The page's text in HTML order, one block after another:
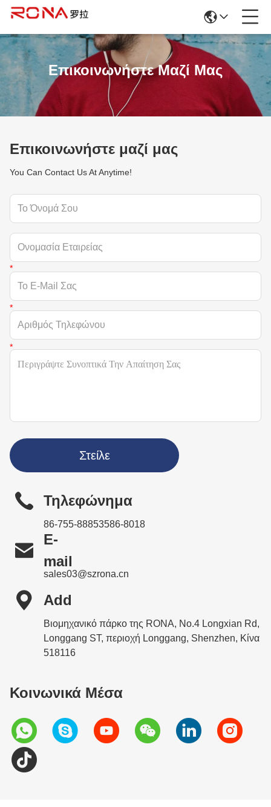
Επικοινωνήστε Μαζί Μας
Επικοινωνήστε μαζί μας
You Can Contact Us At Anytime!
Στείλε
Τηλεφώνημα
86-755-88853586-8018

Ε-
mail
sales03@szrona.cn
 Add
Βιομηχανικό πάρκο της RONA, No.4 Longxian Rd,
Longgang ST, περιοχή Longgang, Shenzhen, Κίνα
518116
Κοινωνικά Μέσα